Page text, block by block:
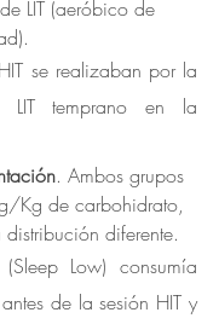
LIT (aeróbico de
se realizaban por la
temprano en la
. Ambos grupos
Kg de carbohidrato,
diferente.
Low) consumía
de la sesión HIT y